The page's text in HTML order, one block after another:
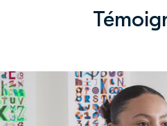
Jade, étudiante
LISAA Rennes